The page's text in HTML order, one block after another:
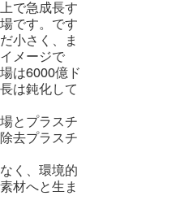
で急成長す
です。です
小さく、ま
メージで
は6000億ド
は鈍化して
とプラスチ
去プラスチ
く、環境的
材へと生ま